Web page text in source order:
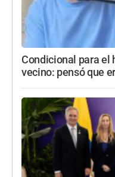
Condicional para el
vecino: pensó que